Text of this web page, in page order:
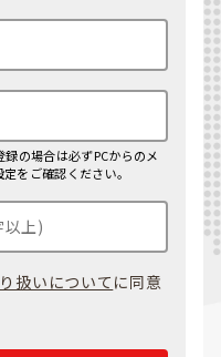
の場合は必ずPCからのメ
をご確認ください。
扱いについてに同意